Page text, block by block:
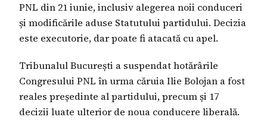
PNL din 21 iunie, inclusiv alegerea noii conduceri
și modificările aduse Statutului partidului. Decizia
este executorie, dar poate fi atacată cu apel.
Tribunalul București a suspendat hotărârile
Congresului PNL în urma căruia Ilie Bolojan a fost
reales președinte al partidului, precum și 17
decizii luate ulterior de noua conducere liberală.